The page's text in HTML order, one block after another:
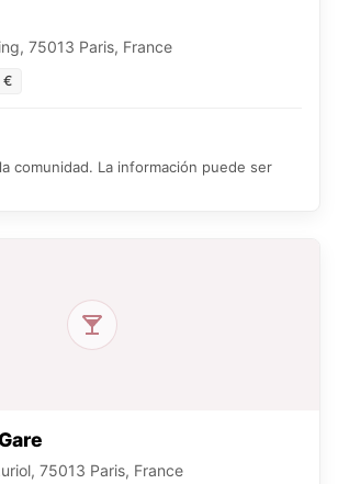
75013 Paris, France
€
comunidad. La información puede ser
75013 Paris, France